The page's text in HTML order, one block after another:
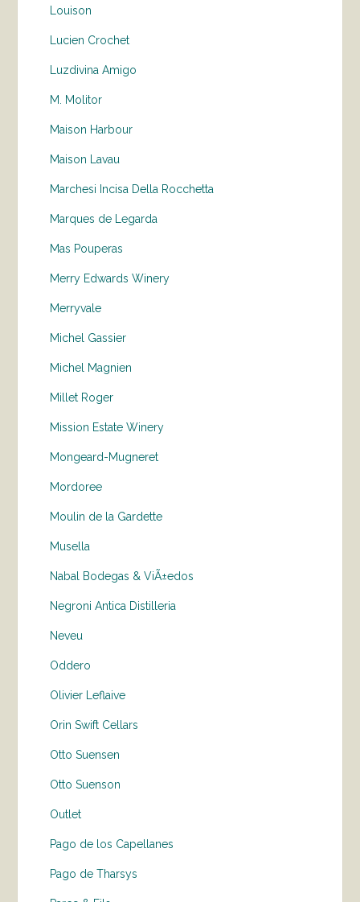
Louison
Lucien Crochet
Luzdivina Amigo
M. Molitor
Maison Harbour
Maison Lavau
Marchesi Incisa Della Rocchetta
Marques de Legarda
Mas Pouperas
Merry Edwards Winery
Merryvale
Michel Gassier
Michel Magnien
Millet Roger
Mission Estate Winery
Mongeard-Mugneret
Mordoree
Moulin de la Gardette
Musella
Nabal Bodegas & ViÃ±edos
Negroni Antica Distilleria
Neveu
Oddero
Olivier Leflaive
Orin Swift Cellars
Otto Suensen
Otto Suenson
Outlet
Pago de los Capellanes
Pago de Tharsys